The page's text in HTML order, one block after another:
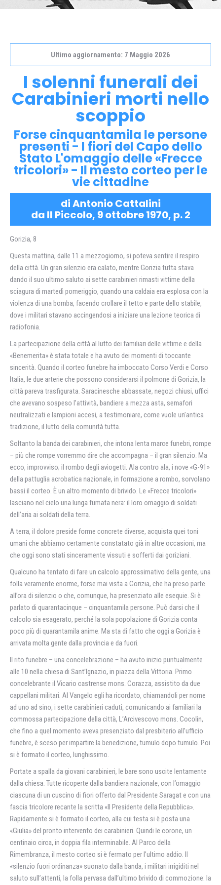
Ultimo aggiornamento: 7 Maggio 2026
I solenni funerali dei
Carabinieri morti nello
scoppio
Forse cinquantamila le persone
presenti - I fiori del Capo dello
Stato L'omaggio delle «Frecce
tricolori» - Il mesto corteo per le
vie cittadine
di Antonio Cattalini
da Il Piccolo, 9 ottobre 1970, p. 2
Gorizia, 8
Questa mattina, dalle 11 a mezzogiorno, si poteva sentire il respiro
della città. Un gran silenzio era calato, mentre Gorizia tutta stava
dando il suo ultimo saluto ai sette carabinieri rimasti vittime della
sciagura di martedì pomeriggio, quando una caldaia era esplosa con la
violenza di una bomba, facendo crollare il tetto e parte dello stabile,
dove i militari stavano accingendosi a iniziare una lezione teorica di
radiofonia.
La partecipazione della città al lutto dei familiari delle vittime e della
«Benemerita» è stata totale e ha avuto dei momenti di toccante
sincerità. Quando il corteo funebre ha imboccato Corso Verdi e Corso
Italia, le due arterie che possono considerarsi il polmone di Gorizia, la
città pareva trasfigurata. Saracinesche abbassate, negozi chiusi, uffici
che avevano sospeso l’attività, bandiere a mezza asta, semafori
neutralizzati e lampioni accesi, a testimoniare, come vuole un’antica
tradizione, il lutto della comunità tutta.
Soltanto la banda dei carabinieri, che intona lenta marce funebri, rompe
– più che rompe vorremmo dire che accompagna – il gran silenzio. Ma
ecco, improvviso; il rombo degli aviogetti. Ala contro ala, i nove «G-91»
della pattuglia acrobatica nazionale, in formazione a rombo, sorvolano
bassi il corteo. È un altro momento di brivido. Le «Frecce tricolori»
lasciano nel cielo una lunga fumata nera: il loro omaggio di soldati
dell’aria ai soldati della terra.
A terra, il dolore preside forme concrete diverse, acquista quei toni
umani che abbiamo certamente constatato già in altre occasioni, ma
che oggi sono stati sinceramente vissuti e sofferti dai goriziani.
Qualcuno ha tentato di fare un calcolo approssimativo della gente, una
folla veramente enorme, forse mai vista a Gorizia, che ha preso parte
all’ora di silenzio o che, comunque, ha presenziato alle esequie. Si è
parlato di quarantacinque – cinquantamila persone. Può darsi che il
calcolo sia esagerato, perché la sola popolazione di Gorizia conta
poco più di quarantamila anime. Ma sta di fatto che oggi a Gorizia è
arrivata molta gente dalla provincia e da fuori.
Il rito funebre – una concelebrazione – ha avuto inizio puntualmente
alle 10 nella chiesa di Sant’Ignazio, in piazza della Vittoria. Primo
concelebrante il Vicario castrense mons. Corazza, assistito da due
cappellani militari. Al Vangelo egli ha ricordato, chiamandoli per nome
ad uno ad sino, i sette carabinieri caduti, comunicando ai familiari la
commossa partecipazione della città, L’Arcivescovo mons. Cocolin,
che fino a quel momento aveva presenziato dal presbiterio all’ufficio
funebre, è sceso per impartire la benedizione, tumulo dopo tumulo. Poi
si è formato il corteo, lunghissimo.
Portate a spalla da giovani carabinieri, le bare sono uscite lentamente
dalla chiesa. Tutte ricoperte dalla bandiera nazionale, con l’omaggio
ciascuna di un cuscino di fiori offerto dal Presidente Saragat e con una
fascia tricolore recante la scritta «Il Presidente della Repubblica».
Rapidamente si è formato il corteo, alla cui testa si è posta una
«Giulia» del pronto intervento dei carabinieri. Quindi le corone, un
centinaio circa, in doppia fila interminabile. Al Parco della
Rimembranza, il mesto corteo si è fermato per l’ultimo addio. Il
«silenzio fuori ordinanza» suonato dalla banda, i militari irrigiditi nel
saluto sull’attenti, la folla pervasa dall’ultimo brivido di commozione: la